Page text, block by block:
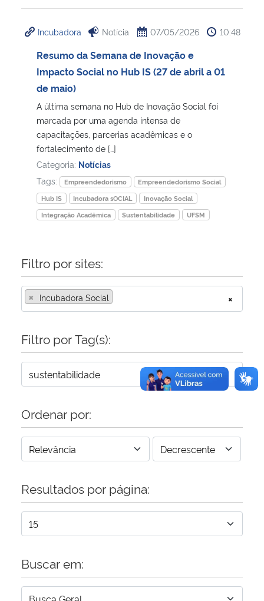
Controladoria-Geral da União
Ministério da Mulher, da Família e dos Direitos Humanos
Secretaria de Governo
Gabinete de Segurança Institucional
Advocacia-Geral da União
Incubadora Notícia 07/05/2026 10:48
Resumo da Semana de Inovação e
Impacto Social no Hub IS (27 de abril a 01
de maio)
A última semana no Hub de Inovação Social foi
marcada por uma agenda intensa de
capacitações, parcerias acadêmicas e o
fortalecimento de […]
Categoria: Notícias
Tags:
Empreendedorismo
Empreendedorismo Social
Hub IS
Incubadora sOCIAL
Inovação Social
Integração Acadêmica
Sustentabilidade UFSM
Filtro por sites:
×
× Incubadora Social
Filtro por Tag(s):
Ordenar por:
Resultados por página:
Buscar em: